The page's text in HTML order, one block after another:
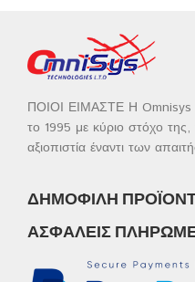
ΠΟΙΟΙ ΕΙΜΑΣΤΕ Η Omnisys
το 1995 με κύριο στόχο της,
αξιοπιστία έναντι των
ΔΗΜΟΦΙΛΉ
ΑΣΦΑΛΕΊΣ